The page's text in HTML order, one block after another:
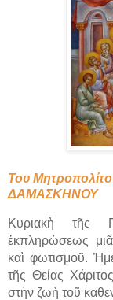
Του
ΔΑΜΑΣΚΗΝΟΥ
Κυριακὴ τῆς
ἐκπληρώσεως
καὶ φωτισμοῦ.
τῆς Θείας
στὴν ζωὴ τοῦ